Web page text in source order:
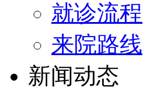
就诊流程
来院路线
新闻动态